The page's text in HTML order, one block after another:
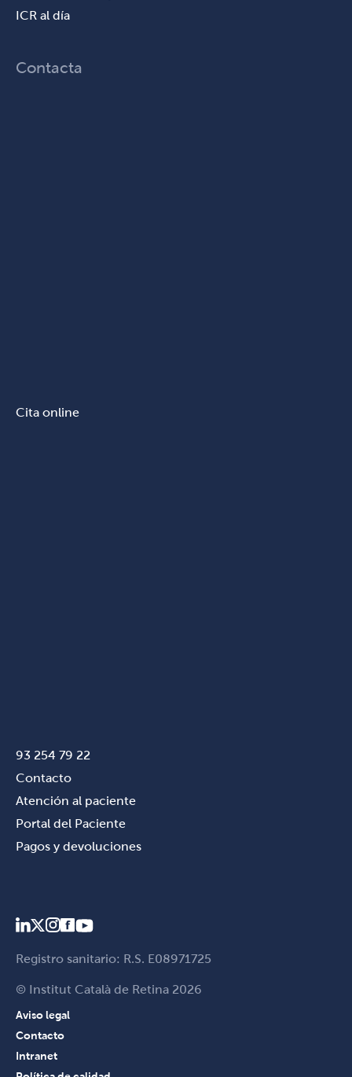
ICR al día
Contacta
Cita online
93 254 79 22
Contacto
Atención al paciente
Portal del Paciente
Pagos y devoluciones
Registro sanitario: R.S. E08971725
© Institut Català de Retina 2026
Aviso legal
Contacto
Intranet